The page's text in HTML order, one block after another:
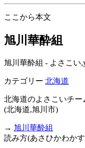
ここから本文
旭川華酔組
旭川華酔組 - よさこい
カテゴリー 北海道
北海道のよさこいチー
(北海道,旭川市)
→ 旭川華酔組
読み方(あさひかわか